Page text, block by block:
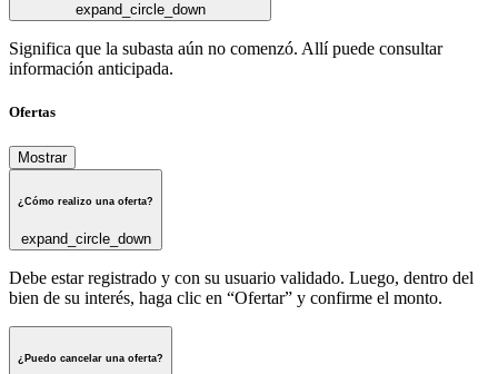
expand_circle_down
Significa que la subasta aún no comenzó. Allí puede consultar
información anticipada.
Ofertas
Mostrar
¿Cómo realizo una oferta?
expand_circle_down
Debe estar registrado y con su usuario validado. Luego, dentro del
bien de su interés, haga clic en “Ofertar” y confirme el monto.
¿Puedo cancelar una oferta?